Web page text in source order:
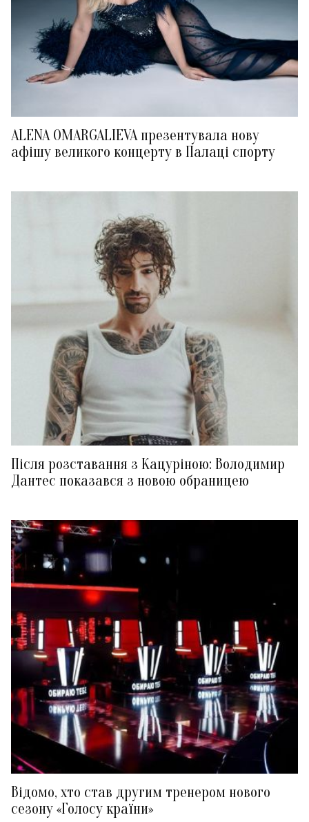
ALENA OMARGALIEVA презентувала нову
афішу великого концерту в Палаці спорту
Після розставання з Кацуріною: Володимир
Дантес показався з новою обраницею
Відомо, хто став другим тренером нового
сезону «Голосу країни»